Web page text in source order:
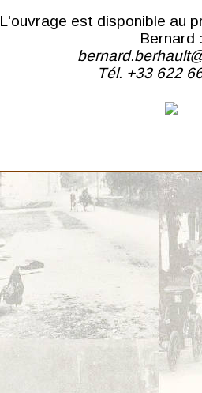
L'ouvrage est disponible au
Bernard
Tél. +33 622